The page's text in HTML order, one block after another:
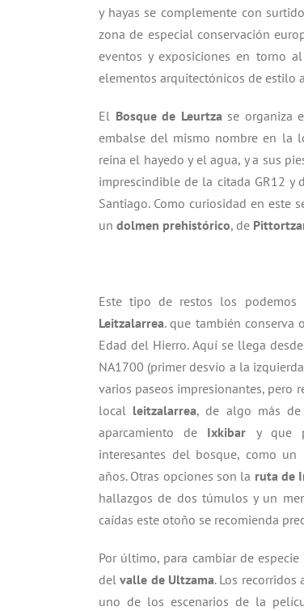
y hayas se complemente con
zona de especial conservación
eventos y exposiciones en torno
elementos arquitectónicos de estilo
El Bosque de Leurtzase organiza
embalse del mismo nombre en la
reina el hayedo y el agua, y a sus
imprescindible de la citada GR12 y
Santiago. Como curiosidad en este
un dolmen prehistórico, de
Este tipo de restos los podemos
Leitzalarrea. que también conserva
Edad del Hierro. Aquí se llega
NA1700 (primer desvío a la
varios paseos impresionantes, pero
local leitzalarrea, de algo más
aparcamiento de Ixkibar y que
interesantes del bosque, como
años. Otras opciones son la ruta de
hallazgos de dos túmulos y un
caídas este otoño se recomienda
Por último, para cambiar de
delvalle de Ultzama. Los recorridos
uno de los escenarios de la